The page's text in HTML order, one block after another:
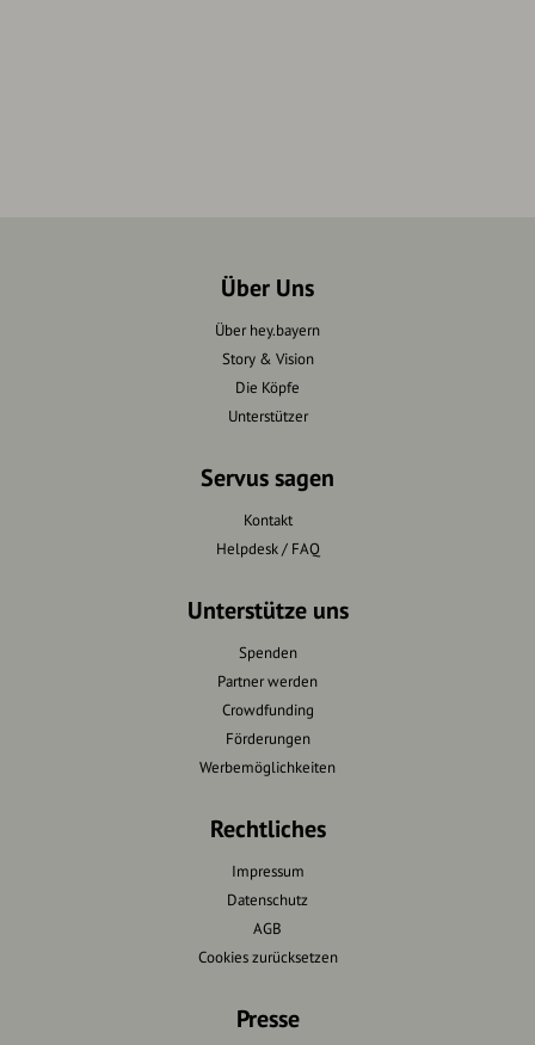
Über Uns
Über hey.bayern
Story & Vision
Die Köpfe
Unterstützer
Servus sagen
Kontakt
Helpdesk / FAQ
Unterstütze uns
Spenden
Partner werden
Crowdfunding
Förderungen
Werbemöglichkeiten
Rechtliches
Impressum
Datenschutz
AGB
Cookies zurücksetzen
Presse